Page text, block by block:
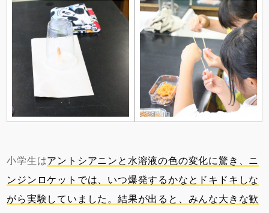
小学生はアントシアニンと水溶液の色の変化に驚き、ニ
ンジンロケットでは、いつ爆発するかなとドキドキしな
がら実験していました。結果が出ると、みんな大きな歓